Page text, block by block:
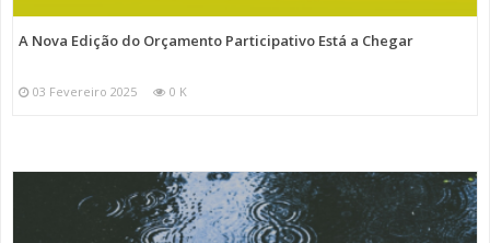
A Nova Edição do Orçamento Participativo Está a Chegar
03 Fevereiro 2025 0 K